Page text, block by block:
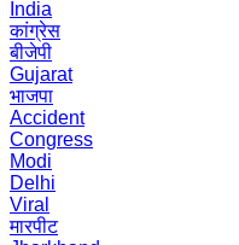
India
कांग्रेस
बीजेपी
Gujarat
भाजपा
Accident
Congress
Modi
Delhi
Viral
मारपीट